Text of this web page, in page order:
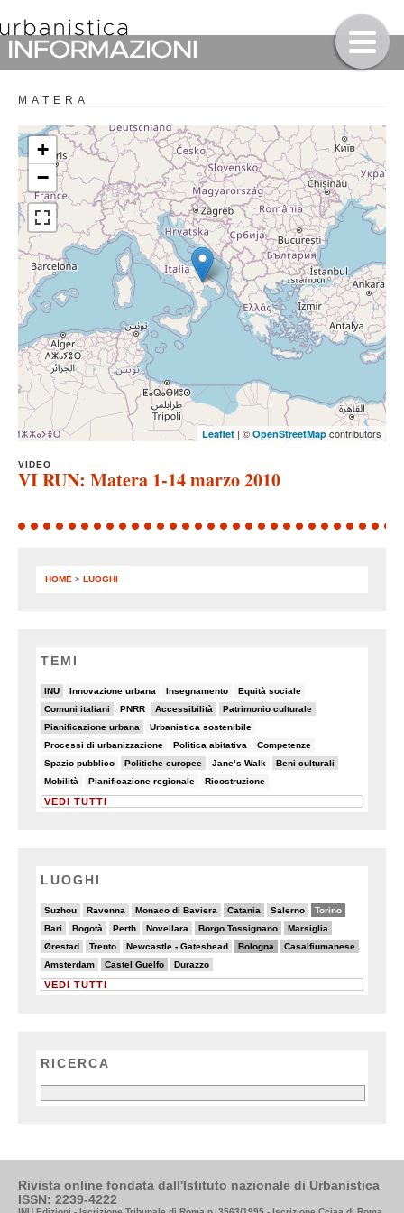
MATERA
+
−
Leaflet | © OpenStreetMap contributors
VIDEO
VI RUN: Matera 1-14 marzo 2010
HOME > LUOGHI
TEMI
INU
22/90 Innovazione urbana
5/90 Insegnamento
5/90 Equità sociale
8/90
Comuni italiani
18/90 PNRR
8/90 Accessibilità
23/90 Patrimonio culturale
9/90
Pianificazione urbana
22/90 Urbanistica sostenibile
6/90
Processi di urbanizzazione
8/90 Politica abitativa
8/90 Competenze
6/90
Spazio pubblico
8/90 Politiche europee
11/90 Jane’s Walk
8/90 Beni culturali
11/90
Mobilità
5/90 Pianificazione regionale
5/90 Ricostruzione
7/90
VEDI TUTTI
LUOGHI
Suzhou
2/20 Ravenna
3/20 Monaco di Baviera
4/20 Catania
6/20 Salerno
4/20 Torino
13/20
Bari
5/20 Bogotà
2/20 Perth
3/20 Novellara
4/20 Borgo Tossignano
6/20 Marsiglia
6/20
Ørestad
4/20 Trento
5/20 Newcastle - Gateshead
3/20 Bologna
8/20 Casalfiumanese
6/20
Amsterdam
3/20 Castel Guelfo
6/20 Durazzo
5/20
VEDI TUTTI
RICERCA
Rivista online fondata dall'Istituto nazionale di Urbanistica
ISSN: 2239-4222